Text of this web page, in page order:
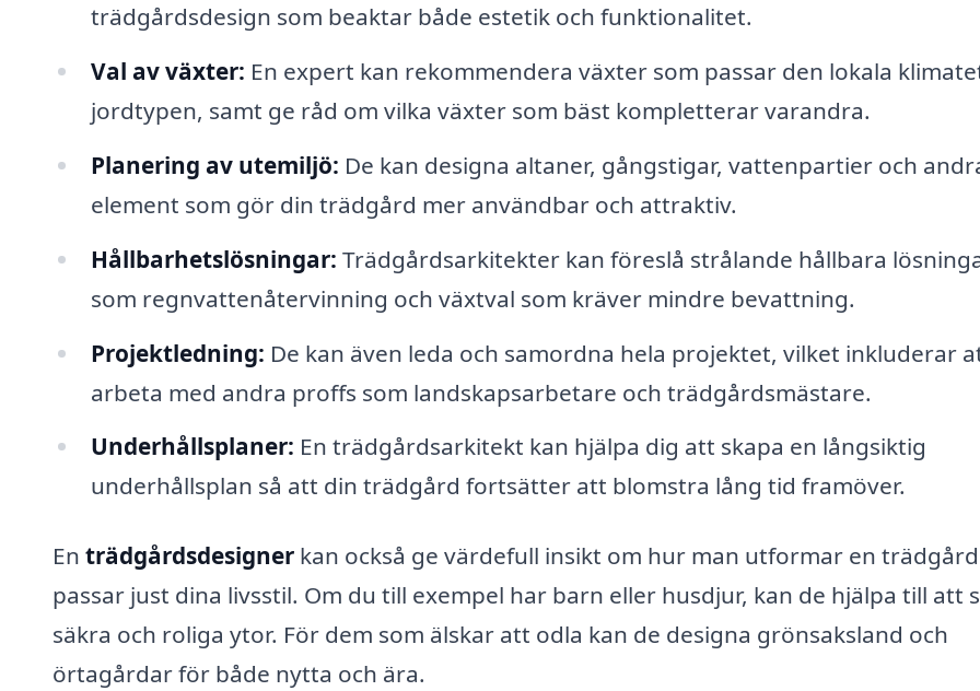
trädgårdsdesign som beaktar både estetik och funktionalitet.
Val av växter: En expert kan rekommendera växter som passar den lokala
jordtypen, samt ge råd om vilka växter som bäst kompletterar varandra.
Planering av utemiljö: De kan designa altaner, gångstigar, vattenpartier och
element som gör din trädgård mer användbar och attraktiv.
Hållbarhetslösningar: Trädgårdsarkitekter kan föreslå strålande hållbara
som regnvattenåtervinning och växtval som kräver mindre bevattning.
Projektledning: De kan även leda och samordna hela projektet, vilket inkluderar
arbeta med andra proffs som landskapsarbetare och trädgårdsmästare.
Underhållsplaner: En trädgårdsarkitekt kan hjälpa dig att skapa en långsiktig
underhållsplan så att din trädgård fortsätter att blomstra lång tid framöver.
En trädgårdsdesigner kan också ge värdefull insikt om hur man utformar en
passar just dina livsstil. Om du till exempel har barn eller husdjur, kan de hjälpa till att
säkra och roliga ytor. För dem som älskar att odla kan de designa grönsaksland och
örtagårdar för både nytta och ära.